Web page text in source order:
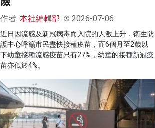
作者: 本社編輯部 2026-07-06
近日因流感及新冠病毒而入院的人數上升，衛生防
護中心呼籲市民盡快接種疫苗，而6個月至2歲以
下幼童接種流感疫苗只有27%，幼童的接種新冠疫
苗亦低於4%。